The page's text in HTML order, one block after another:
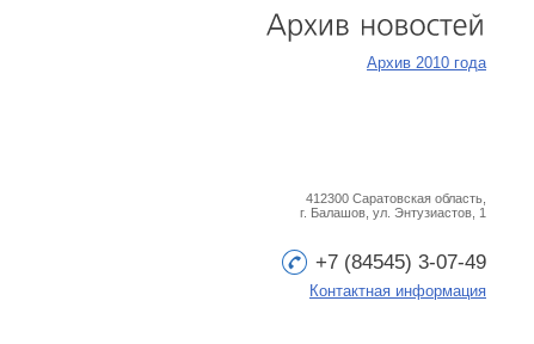
Архив 2010 года
412300 Саратовская область,
г. Балашов, ул. Энтузиастов, 1
+7 (84545) 3-07-49
Контактная информация